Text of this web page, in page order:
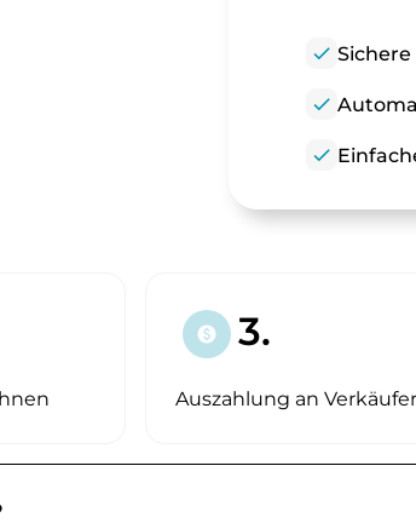
check
check
check
paid 3.
Auszahlung an Verkäufer